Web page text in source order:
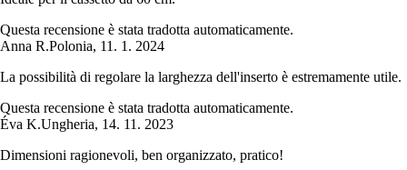
Questa recensione è stata tradotta automaticamente.
Anna R.Polonia, 11. 1. 2024
La possibilità di regolare la larghezza dell'inserto è estremamente utile.
Questa recensione è stata tradotta automaticamente.
Éva K.Ungheria, 14. 11. 2023
Dimensioni ragionevoli, ben organizzato, pratico!